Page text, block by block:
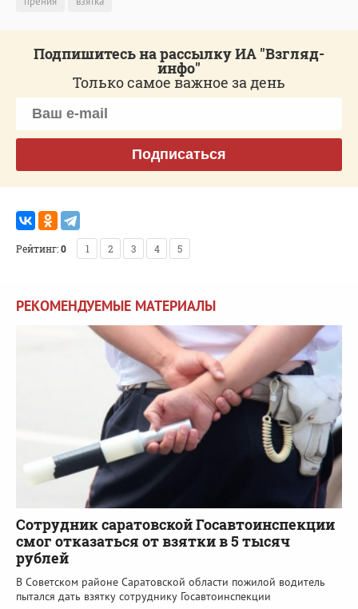
Подпишитесь на рассылку ИА "Взгляд-
инфо"
Только самое важное за день
Подписаться
Рейтинг:0 1 2 3 4 5
РЕКОМЕНДУЕМЫЕ МАТЕРИАЛЫ
Сотрудник саратовской Госавтоинспекции
смог отказаться от взятки в 5 тысяч
рублей
В Советском районе Саратовской области пожилой водитель
пытался дать взятку сотруднику Госавтоинспекции